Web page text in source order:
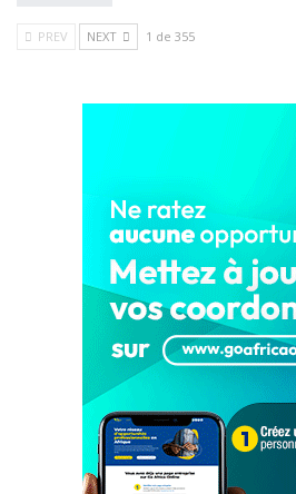
PREV NEXT 1 de 355